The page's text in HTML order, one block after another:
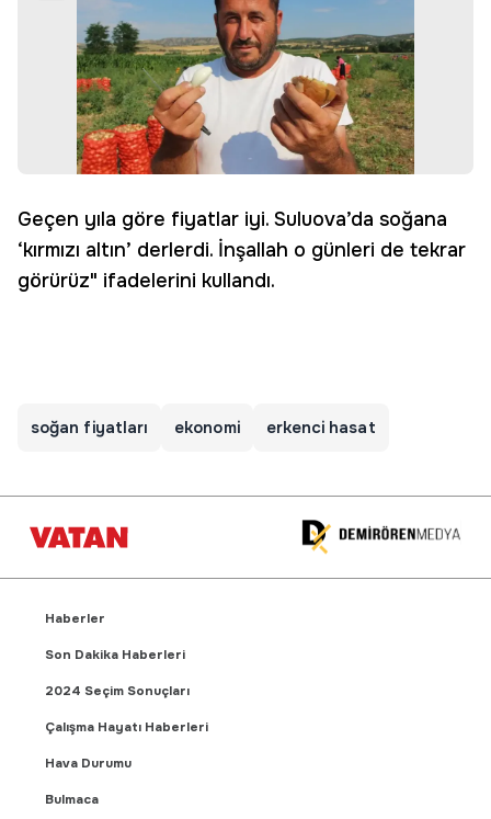
Geçen yıla göre fiyatlar iyi. Suluova’da soğana
‘kırmızı altın’ derlerdi. İnşallah o günleri de tekrar
görürüz" ifadelerini kullandı.
soğan fiyatları ekonomi erkenci hasat
Haberler
Son Dakika Haberleri
2024 Seçim Sonuçları
Çalışma Hayatı Haberleri
Hava Durumu
Bulmaca